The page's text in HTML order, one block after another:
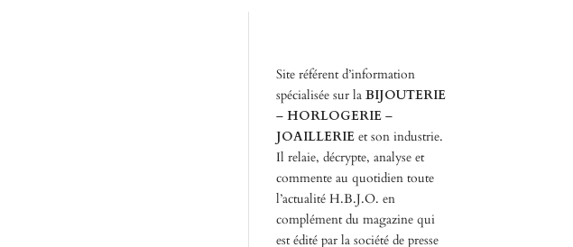
Site référent d’information
spécialisée sur laBIJOUTERIE
–HORLOGERIE –
JOAILLERIE et son industrie.
Il relaie, décrypte, analyse et
commente au quotidien toute
l’actualité H.B.J.O. en
complément du magazine qui
est édité par la société de presse